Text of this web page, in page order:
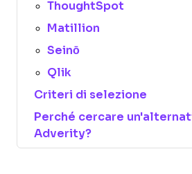
ThoughtSpot
Matillion
Seinō
Qlik
Criteri di selezione
Perché cercare
Adverity?